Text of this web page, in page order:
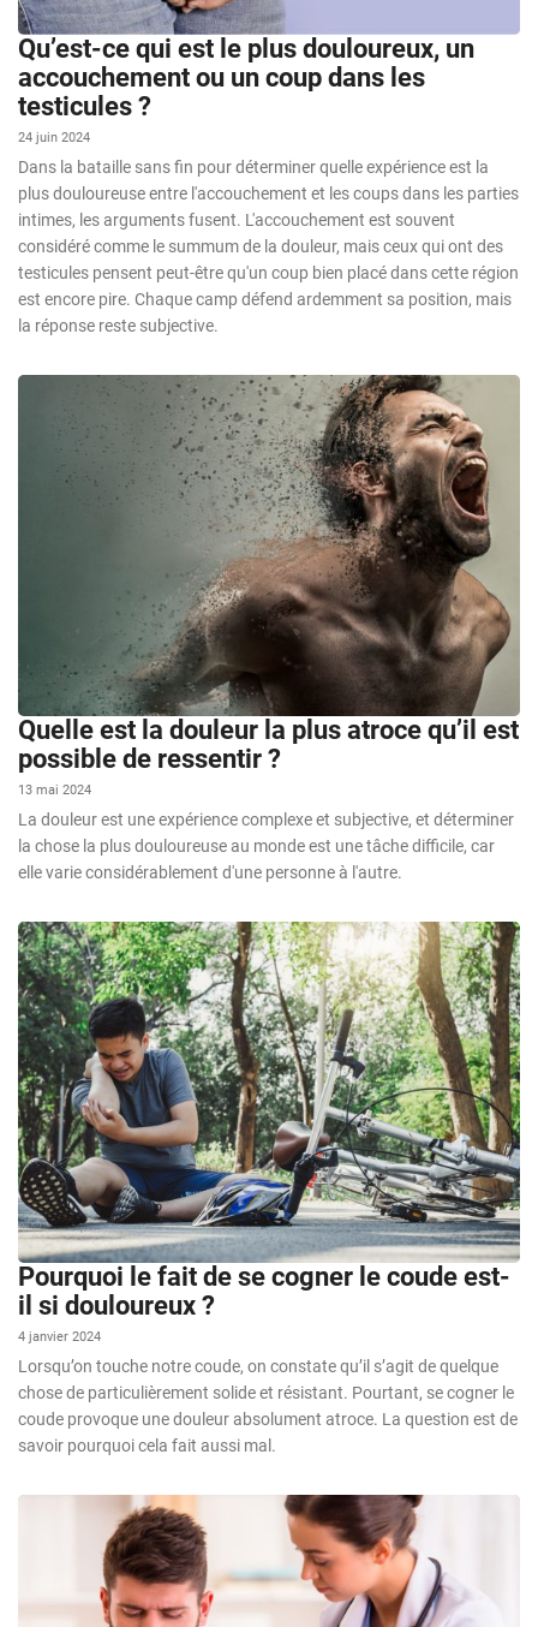
Qu’est-ce qui est le plus douloureux, un
accouchement ou un coup dans les
testicules ?
24 juin 2024
Dans la bataille sans fin pour déterminer quelle expérience est la
plus douloureuse entre l'accouchement et les coups dans les parties
intimes, les arguments fusent. L'accouchement est souvent
considéré comme le summum de la douleur, mais ceux qui ont des
testicules pensent peut-être qu'un coup bien placé dans cette région
est encore pire. Chaque camp défend ardemment sa position, mais
la réponse reste subjective.
Quelle est la douleur la plus atroce qu’il est
possible de ressentir ?
13 mai 2024
La douleur est une expérience complexe et subjective, et déterminer
la chose la plus douloureuse au monde est une tâche difficile, car
elle varie considérablement d'une personne à l'autre.
Pourquoi le fait de se cogner le coude est-
il si douloureux ?
4 janvier 2024
Lorsqu’on touche notre coude, on constate qu’il s’agit de quelque
chose de particulièrement solide et résistant. Pourtant, se cogner le
coude provoque une douleur absolument atroce. La question est de
savoir pourquoi cela fait aussi mal.